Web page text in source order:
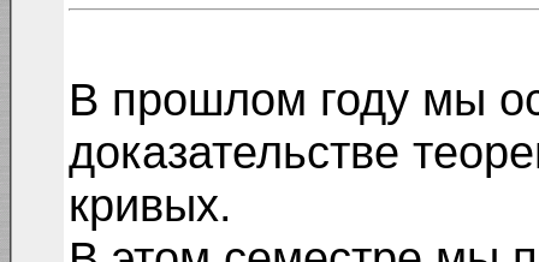
В прошлом году мы
доказательстве
кривых.